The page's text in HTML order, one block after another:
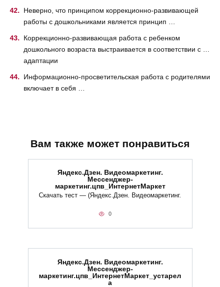
Неверно, что принципом коррекционно-развивающей
работы с дошкольниками является принцип …
Коррекционно-развивающая работа с ребенком
дошкольного возраста выстраивается в соответствии с …
адаптации
Информационно-просветительская работа с родителями
включает в себя …
Вам также может понравиться
Яндекс.Дзен. Видеомаркетинг.
Мессенджер-
маркетинг.цпв_ИнтернетМаркет
Скачать тест — (Яндекс.Дзен. Видеомаркетинг.
0
Яндекс.Дзен. Видеомаркетинг.
Мессенджер-
маркетинг.цпв_ИнтернетМаркет_устарел
а